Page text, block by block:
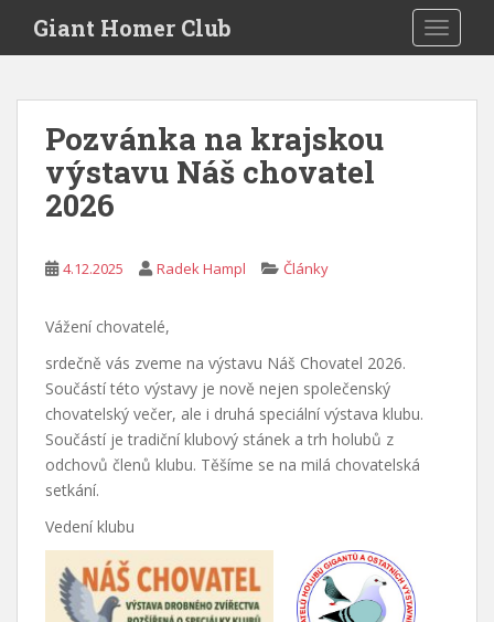
i
Giant Homer Club
Pozvánka na krajskou
výstavu Náš chovatel
2026
4.12.2025 Radek Hampl Články
Vážení chovatelé,
srdečně vás zveme na výstavu Náš Chovatel 2026.
Součástí této výstavy je nově nejen společenský
chovatelský večer, ale i druhá speciální výstava klubu.
Součástí je tradiční klubový stánek a trh holubů z
odchovů členů klubu. Těšíme se na milá chovatelská
setkání.
Vedení klubu